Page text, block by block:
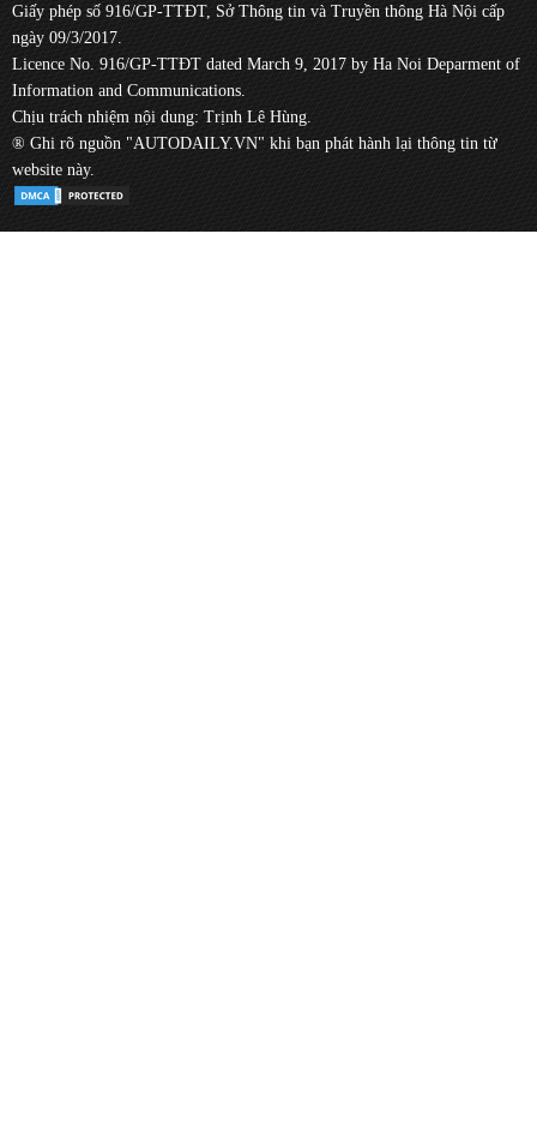
Giấy phép số 916/GP-TTĐT, Sở Thông tin và Truyền thông Hà Nội cấp
ngày 09/3/2017.
Licence No. 916/GP-TTĐT dated March 9, 2017 by Ha Noi Deparment of
Information and Communications.
Chịu trách nhiệm nội dung: Trịnh Lê Hùng.
® Ghi rõ nguồn "AUTODAILY.VN" khi bạn phát hành lại thông tin từ
website này.